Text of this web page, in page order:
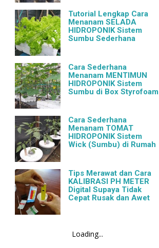
Tutorial Lengkap Cara
Menanam SELADA
HIDROPONIK Sistem
Sumbu Sederhana
Cara Sederhana
Menanam MENTIMUN
HIDROPONIK Sistem
Sumbu di Box Styrofoam
Cara Sederhana
Menanam TOMAT
HIDROPONIK Sistem
Wick (Sumbu) di Rumah
Tips Merawat dan Cara
KALIBRASI PH METER
Digital Supaya Tidak
Cepat Rusak dan Awet
Loading...